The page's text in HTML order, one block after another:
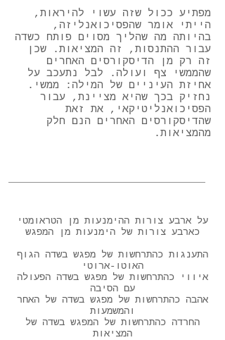
מפתיע ככול שזה עשוי להיראות,
הייתי אומר שהפסיכואנליזה,
בהיותה מה שהליך מסוים פותח כשדה
עבור ההתנסות, זה המציאות. שכן
זה רק מן הדיסקורסים האחרים
שהממשי צף ועולה. לבל נתעכב על
אחיזת העיניים של המילה: ממשי.
נחזיק בכך שהיא מציינת, עבור
הפסיכואנליטיקאי, את זאת
שהדיסקורסים האחרים הנם חלק
מהמציאות.
על ארבע צורות ההימנעות מן הטראומטי
כארבע צורות של הימנעות מן המפגש
התענגות כהתרחשות של מפגש בשדה הגוף
האוטו-ארוטי
איווי כהתרחשות של מפגש בשדה הפעולה
עם הסיבה
אהבה כהתרחשות של מפגש בשדה של האחר
והמשמעות
החרדה כהתרחשות של המפגש בשדה של
המציאות